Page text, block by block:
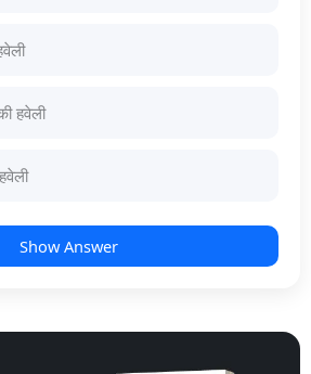
हवेली
Show Answer